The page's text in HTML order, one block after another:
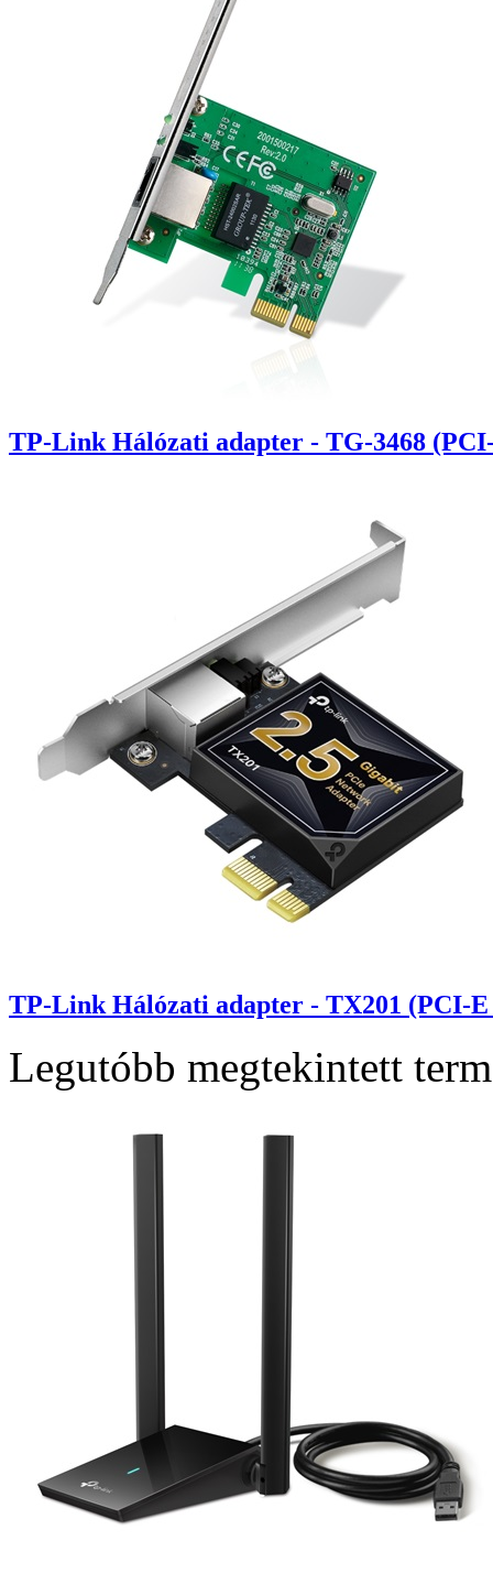
TP-Link Hálózati adapter - TG-3468
TP-Link Hálózati adapter - TX201 (PCI-E
Legutóbb megtekintett